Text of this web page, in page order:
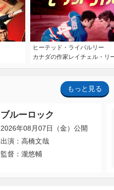
ヒーテッド・ライバルリー
カナダの作家レイチェル・リ
もっと見る
ブルーロック
2026年08月07日（金）公開
出演：高橋文哉
監督：瀧悠輔